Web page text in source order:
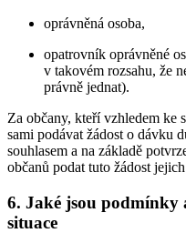
oprávněná osoba,
opatrovník oprávněné
v takovém rozsahu, že
právně jednat).
Za občany, kteří vzhledem ke
sami podávat žádost o dávku
souhlasem a na základě
občanů podat tuto žádost
6. Jaké jsou podmínky
situace